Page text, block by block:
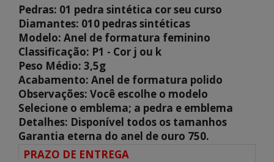
Pedras: 01 pedra sintética cor seu curso
Diamantes: 010 pedras sintéticas
Modelo: Anel de formatura feminino
Classificação: P1 - Cor j ou k
Peso Médio: 3,5g
Acabamento: Anel de formatura polido
Observações: Você escolhe o modelo
Selecione o emblema; a pedra e emblema
Detalhes: Disponível todos os tamanhos
Garantia eterna do anel de ouro 750.
PRAZO DE ENTREGA